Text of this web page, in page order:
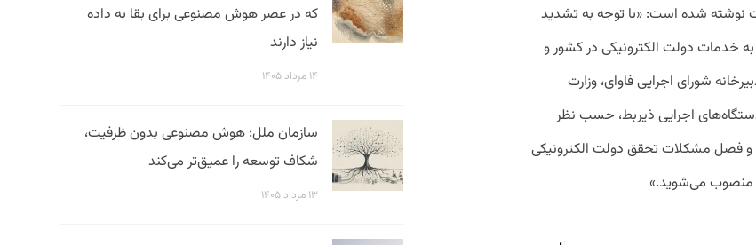
نوشته شده است: «با توجه به تشدید
خدمات دولت الکترونیکی در کشور و
شورای اجرایی فاوای، وزارت
اجرایی ذیربط، حسب نظر
فصل مشکلات تحقق دولت الکترونیکی
منصوب می‌شوید.»
که در عصر هوش مصنوعی برای بقا به داده
نیاز دارند
۱۴ مرداد ۱۴۰۵
سازمان ملل: هوش مصنوعی بدون ظرفیت،
شکاف توسعه را عمیق‌تر می‌کند
۱۳ مرداد ۱۴۰۵